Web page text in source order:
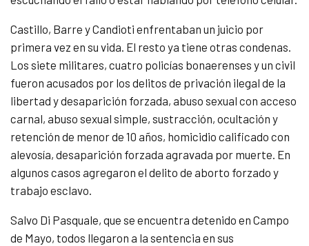
Castillo, Barre y Candioti enfrentaban un juicio por
primera vez en su vida. El resto ya tiene otras condenas.
Los siete militares, cuatro policías bonaerenses y un civil
fueron acusados por los delitos de privación ilegal de la
libertad y desaparición forzada, abuso sexual con acceso
carnal, abuso sexual simple, sustracción, ocultación y
retención de menor de 10 años, homicidio calificado con
alevosía, desaparición forzada agravada por muerte. En
algunos casos agregaron el delito de aborto forzado y
trabajo esclavo.
Salvo Di Pasquale, que se encuentra detenido en Campo
de Mayo, todos llegaron a la sentencia en sus